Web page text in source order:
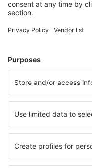
Meist gesuchte
Hotels in Spanien -
Hotels in Barcelona
Hotels in Icod De Los
Hotels in Adeje
Die besten Hotels -